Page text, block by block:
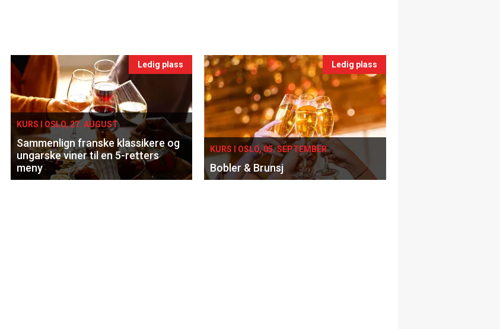
Ledig plass
KURS I OSLO, 27. AUGUST
Sammenlign franske klassikere og
ungarske viner til en 5-retters
meny
Ledig plass
KURS I OSLO, 05. SEPTEMBER
Bobler & Brunsj